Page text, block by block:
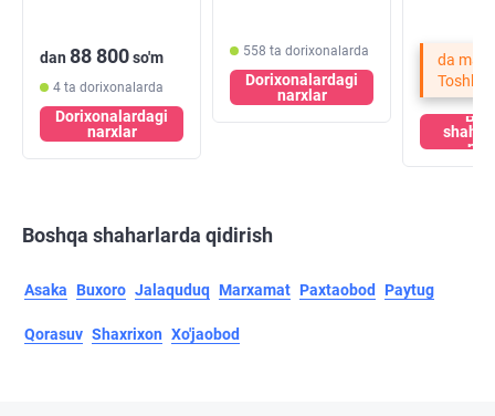
dan 88 800so'm
4 ta dorixonalarda
Dorixonalardagi
narxlar
558 ta dorixonalarda
Dorixonalardagi
narxlar
da
Boshqa shaharlarda qidirish
Asaka Buxoro Jalaquduq Marxamat Paxtaobod Paytug
Qorasuv Shaxrixon Xo'jaobod